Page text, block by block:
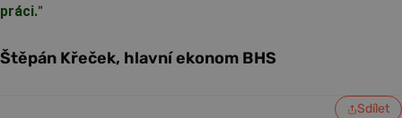
práci."
Štěpán Křeček, hlavní ekonom BHS
Sdílet